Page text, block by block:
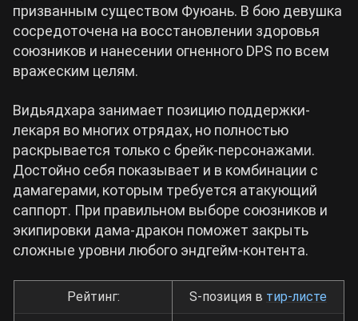
Roblox
Cyberpunk 2077
Все игры
призванным существом Фуюань. В бою девушка
сосредоточена на восстановлении здоровья
союзников и нанесении огненного DPS по всем
вражеским целям.
Видьядхара занимает позицию поддержки-
лекаря во многих отрядах, но полностью
раскрывается только с брейк-персонажами.
Достойно себя показывает и в комбинации с
дамагерами, которым требуется атакующий
саппорт. При правильном выборе союзников и
экипировки дама-дракон поможет закрыть
сложные уровни любого эндгейм-контента.
Рейтинг: S-позиция в тир-листе